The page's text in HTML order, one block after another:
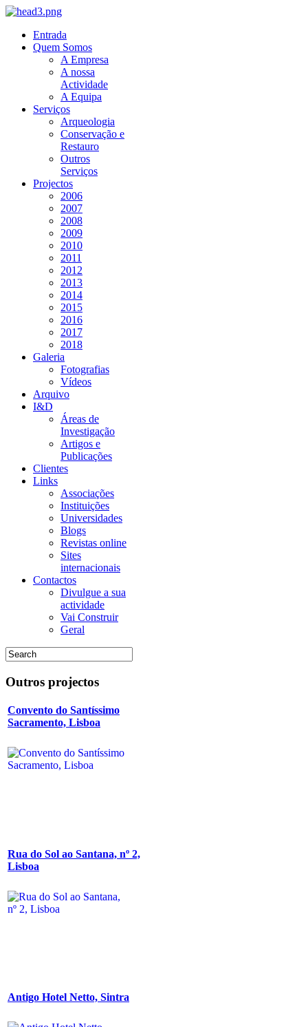
Entrada
Quem Somos
A Empresa
A nossa
Actividade
A Equipa
Serviços
Arqueologia
Conservação e
Restauro
Outros
Serviços
Projectos
2006
2007
2008
2009
2010
2011
2012
2013
2014
2015
2016
2017
2018
Galeria
Fotografias
Vídeos
Arquivo
I&D
Áreas de
Investigação
Artigos e
Publicações
Clientes
Links
Associações
Instituições
Universidades
Blogs
Revistas online
Sites
internacionais
Contactos
Divulgue a sua
actividade
Vai Construir
Geral
Outros projectos
Convento do Santíssimo
Sacramento, Lisboa
Rua do Sol ao Santana, nº 2,
Lisboa
Antigo Hotel Netto, Sintra